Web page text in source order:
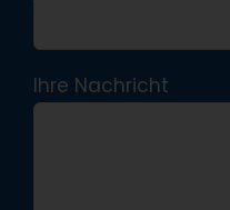
Ihre Nachricht